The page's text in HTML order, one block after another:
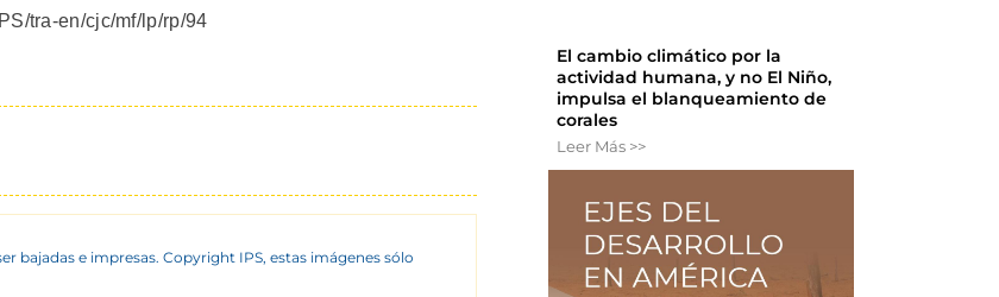
tra-en/cjc/mf/lp/rp/94
bajadas e impresas. Copyright IPS, estas imágenes sólo
El cambio climático por la
actividad humana, y no El Niño,
impulsa el blanqueamiento de
corales
Leer Más >>